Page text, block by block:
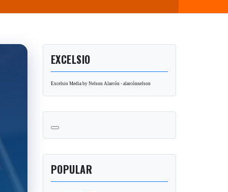
EXCELSIO
Excelsio Media by Nelson Alarcón - alarcónnelson
POPULAR